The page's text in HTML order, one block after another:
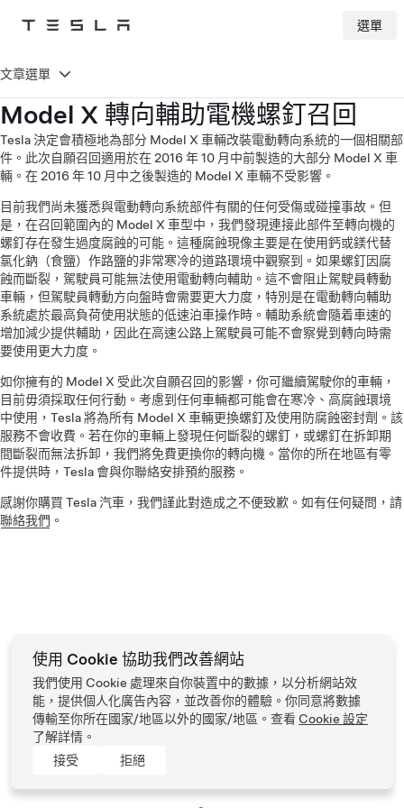
Tesla 選單
Model X 轉向輔助電機螺釘召回
Tesla 決定會積極地為部分 Model X 車輛改裝電動轉向系統的一個相關部
件。此次自願召回適用於在 2016 年 10 月中前製造的大部分 Model X 車
輛。在 2016 年 10 月中之後製造的 Model X 車輛不受影響。
目前我們尚未獲悉與電動轉向系統部件有關的任何受傷或碰撞事故。但
是，在召回範圍內的 Model X 車型中，我們發現連接此部件至轉向機的
螺釘存在發生過度腐蝕的可能。這種腐蝕現像主要是在使用鈣或鎂代替
氯化鈉（食鹽）作路鹽的非常寒冷的道路環境中觀察到。如果螺釘因腐
蝕而斷裂，駕駛員可能無法使用電動轉向輔助。這不會阻止駕駛員轉動
車輛，但駕駛員轉動方向盤時會需要更大力度，特別是在電動轉向輔助
系統處於最高負荷使用狀態的低速泊車操作時。輔助系統會隨着車速的
增加減少提供輔助，因此在高速公路上駕駛員可能不會察覺到轉向時需
要使用更大力度。
如你擁有的 Model X 受此次自願召回的影響，你可繼續駕駛你的車輛，
目前毋須採取任何行動。考慮到任何車輛都可能會在寒冷、高腐蝕環境
中使用，Tesla 將為所有 Model X 車輛更換螺釘及使用防腐蝕密封劑。該
服務不會收費。若在你的車輛上發現任何斷裂的螺釘，或螺釘在拆卸期
間斷裂而無法拆卸，我們將免費更換你的轉向機。當你的所在地區有零
件提供時，Tesla 會與你聯絡安排預約服務。
感謝你購買 Tesla 汽車，我們謹此對造成之不便致歉。如有任何疑問，請
聯絡我們 。
文章選單
使用 Cookie 協助我們改善網站
我們使用 Cookie 處理來自你裝置中的數據，以分析網站效
能，提供個人化廣告內容，並改善你的體驗。你同意將數據
傳輸至你所在國家/地區以外的國家/地區。查看 Cookie 設定
了解詳情。
接受
拒絕